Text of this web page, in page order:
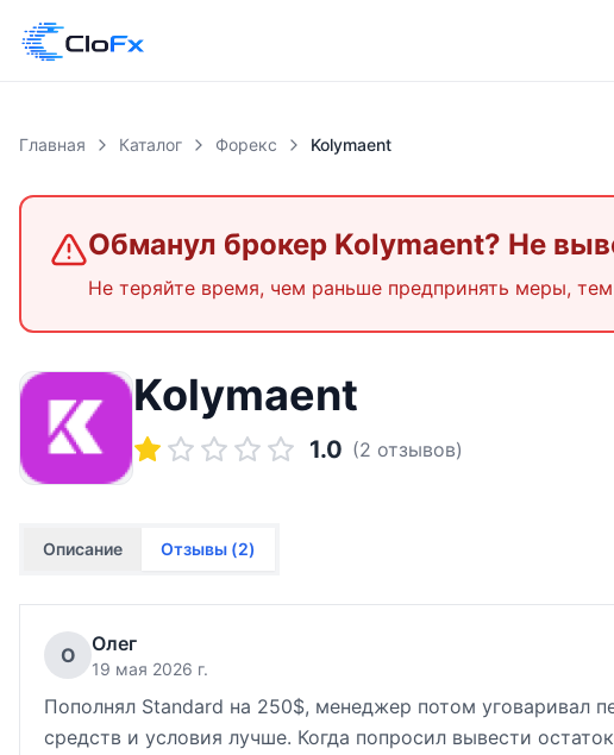
Главная Каталог Форекс Kolymaent
Обманул брокер Kolymaent? Не
Не теряйте время, чем раньше предпринять меры,
Kolymaent
1.0 (2 отзывов)
Описание Отзывы (2)
О Олег
19 мая 2026 г.
Пополнял Standard на 250$, менеджер потом уговаривал
средств и условия лучше. Когда попросил вывести